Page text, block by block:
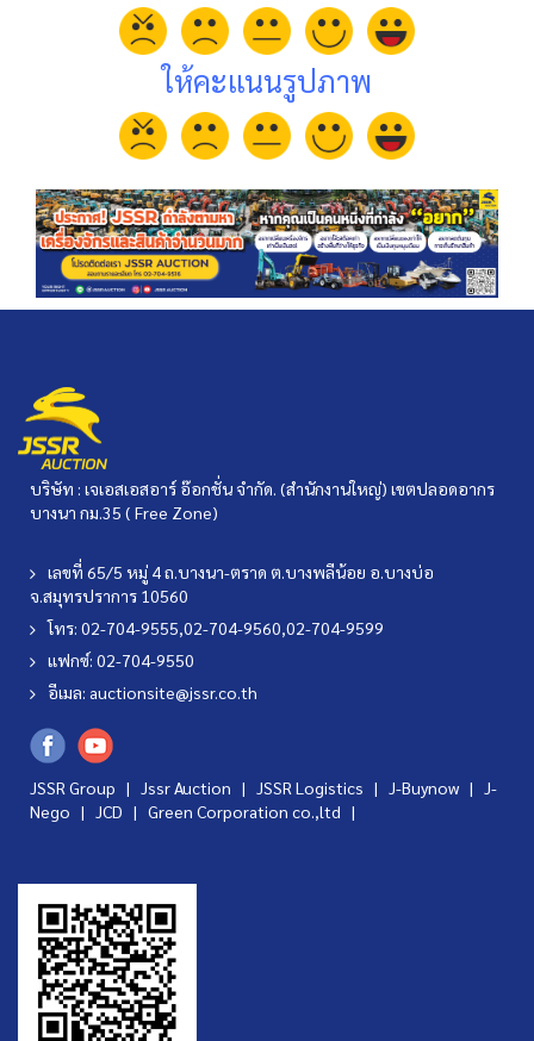
ให้คะแนนรูปภาพ
บริษัท : เจเอสเอสอาร์ อ๊อกชั่น จำกัด. (สำนักงานใหญ่) เขตปลอดอากร
บางนา กม.35 ( Free Zone)
เลขที่ 65/5 หมู่ 4 ถ.บางนา-ตราด ต.บางพลีน้อย อ.บางบ่อ
จ.สมุทรปราการ 10560
โทร: 02-704-9555,02-704-9560,02-704-9599
แฟกซ์: 02-704-9550
อีเมล: auctionsite@jssr.co.th
JSSR Group | Jssr Auction | JSSR Logistics | J-Buynow | J-
Nego | JCD | Green Corporation co.,ltd |